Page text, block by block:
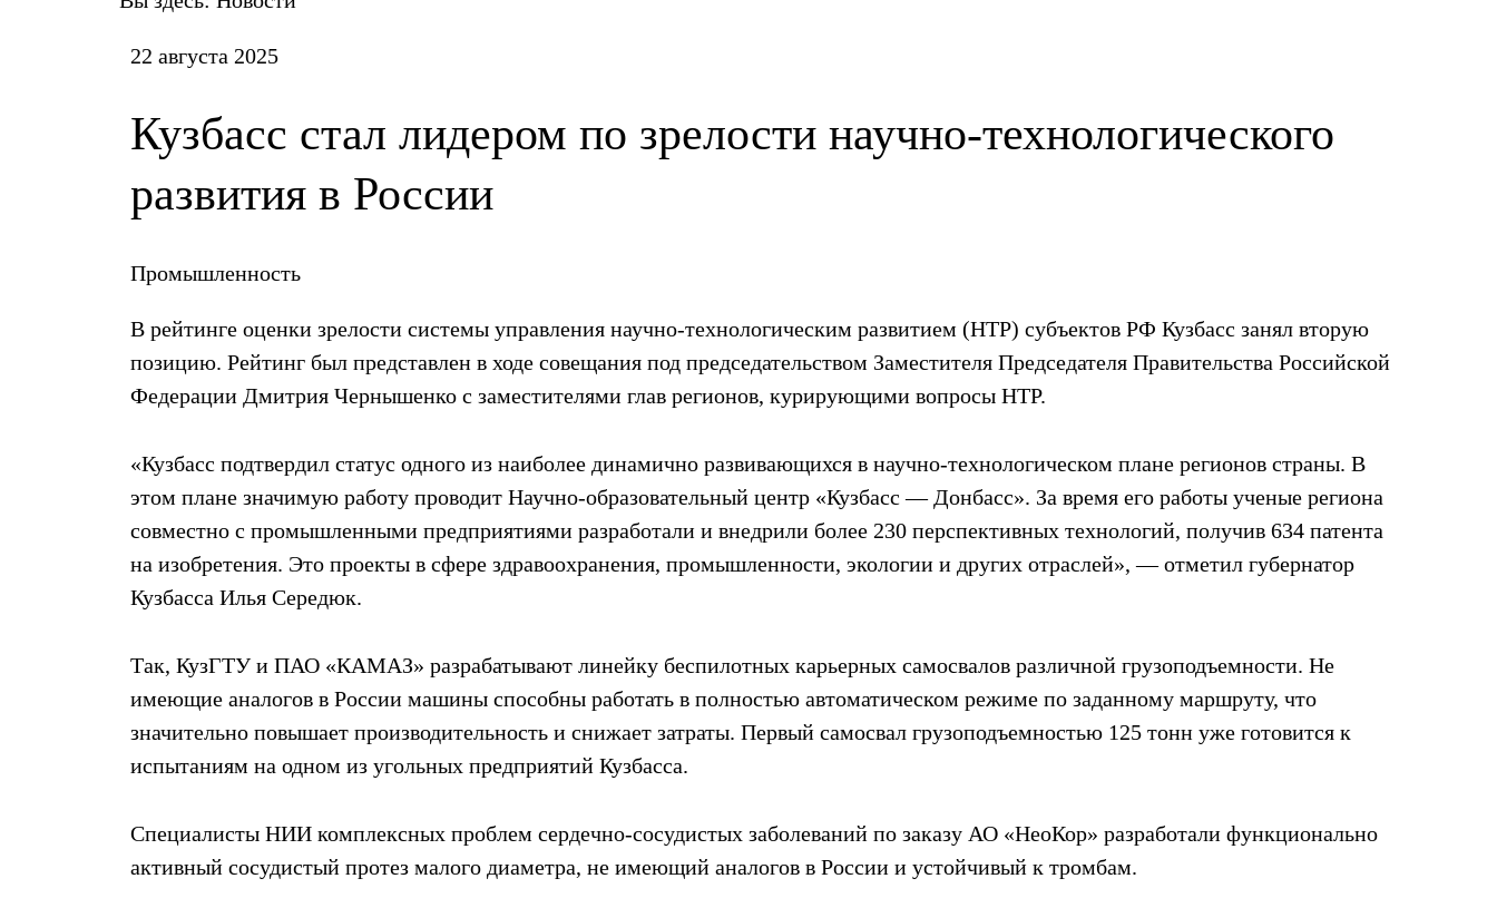
22 августа 2025
Кузбасс стал лидером по зрелости научно-технологического
развития в России
Промышленность
В рейтинге оценки зрелости системы управления научно-технологическим развитием (НТР) субъектов РФ Кузбасс занял вторую
позицию. Рейтинг был представлен в ходе совещания под председательством Заместителя Председателя Правительства Российской
Федерации Дмитрия Чернышенко с заместителями глав регионов, курирующими вопросы НТР.
«Кузбасс подтвердил статус одного из наиболее динамично развивающихся в научно-технологическом плане регионов страны. В
этом плане значимую работу проводит Научно-образовательный центр «Кузбасс — Донбасс». За время его работы ученые региона
совместно с промышленными предприятиями разработали и внедрили более 230 перспективных технологий, получив 634 патента
на изобретения. Это проекты в сфере здравоохранения, промышленности, экологии и других отраслей», — отметил губернатор
Кузбасса Илья Середюк.
Так, КузГТУ и ПАО «КАМАЗ» разрабатывают линейку беспилотных карьерных самосвалов различной грузоподъемности. Не
имеющие аналогов в России машины способны работать в полностью автоматическом режиме по заданному маршруту, что
значительно повышает производительность и снижает затраты. Первый самосвал грузоподъемностью 125 тонн уже готовится к
испытаниям на одном из угольных предприятий Кузбасса.
Специалисты НИИ комплексных проблем сердечно-сосудистых заболеваний по заказу АО «НеоКор» разработали функционально
активный сосудистый протез малого диаметра, не имеющий аналогов в России и устойчивый к тромбам.